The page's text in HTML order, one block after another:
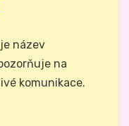
název
na
komunikace.